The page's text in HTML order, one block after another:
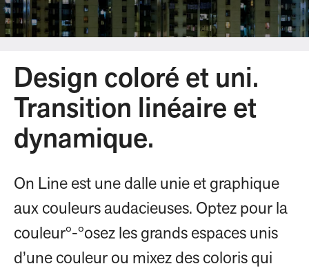
Design coloré et uni.
Transition linéaire et
dynamique.
On Line est une dalle unie et graphique
aux couleurs audacieuses. Optez pour la
couleur°-°osez les grands espaces unis
d’une couleur ou mixez des coloris qui